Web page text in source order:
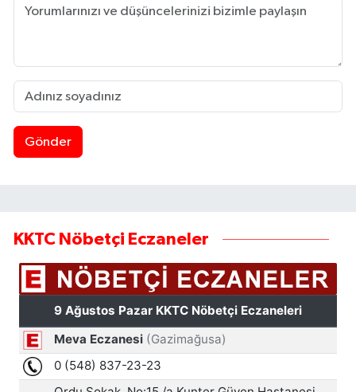
Gönder
KKTC Nöbetçi Eczaneler